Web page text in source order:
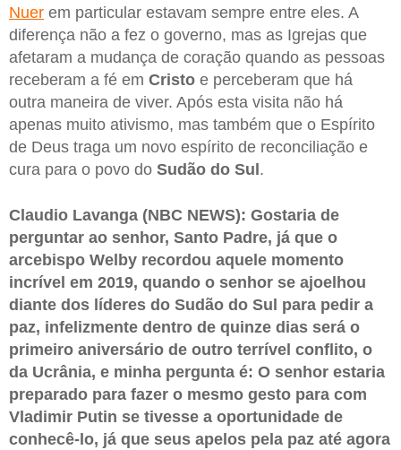
Nuer em particular estavam sempre entre eles. A
diferença não a fez o governo, mas as Igrejas que
afetaram a mudança de coração quando as pessoas
receberam a fé em Cristo e perceberam que há
outra maneira de viver. Após esta visita não há
apenas muito ativismo, mas também que o Espírito
de Deus traga um novo espírito de reconciliação e
cura para o povo do Sudão do Sul.
Claudio Lavanga (NBC NEWS): Gostaria de
perguntar ao senhor, Santo Padre, já que o
arcebispo Welby recordou aquele momento
incrível em 2019, quando o senhor se ajoelhou
diante dos líderes do Sudão do Sul para pedir a
paz, infelizmente dentro de quinze dias será o
primeiro aniversário de outro terrível conflito, o
da Ucrânia, e minha pergunta é: O senhor estaria
preparado para fazer o mesmo gesto para com
Vladimir Putin se tivesse a oportunidade de
conhecê-lo, já que seus apelos pela paz até agora